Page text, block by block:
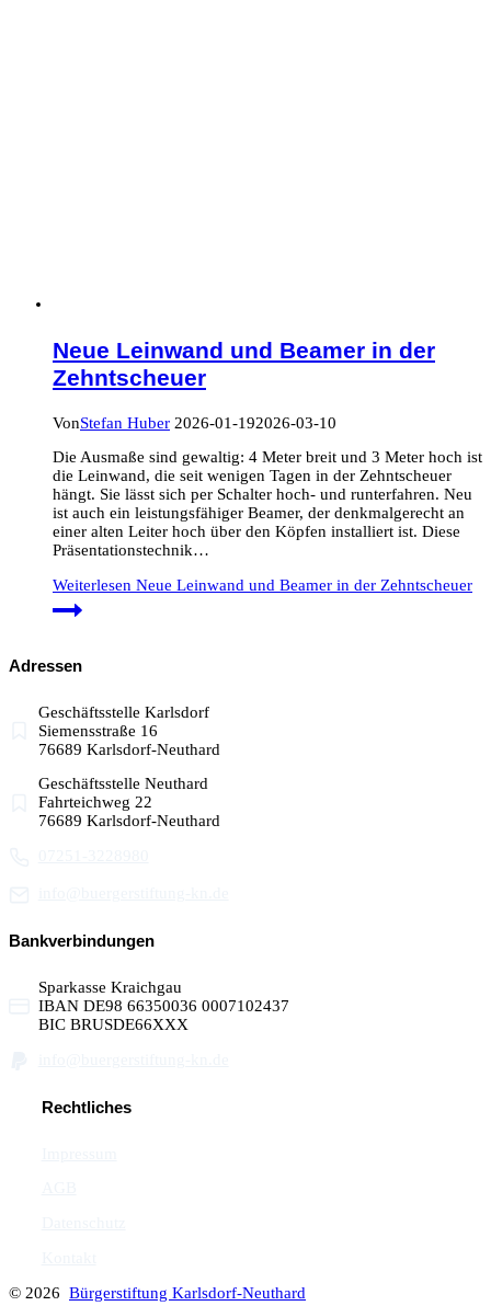
Neue Leinwand und Beamer in der
Zehntscheuer
VonStefan Huber 2026-01-192026-03-10
Die Ausmaße sind gewaltig: 4 Meter breit und 3 Meter hoch ist
die Leinwand, die seit wenigen Tagen in der Zehntscheuer
hängt. Sie lässt sich per Schalter hoch- und runterfahren. Neu
ist auch ein leistungsfähiger Beamer, der denkmalgerecht an
einer alten Leiter hoch über den Köpfen installiert ist. Diese
Präsentationstechnik…
Weiterlesen Neue Leinwand und Beamer in der Zehntscheuer
Adressen
Geschäftsstelle Karlsdorf
Siemensstraße 16
76689 Karlsdorf-Neuthard
Geschäftsstelle Neuthard
Fahrteichweg 22
76689 Karlsdorf-Neuthard
Bankverbindungen
Sparkasse Kraichgau
IBAN DE98 66350036 0007102437
BIC BRUSDE66XXX
Rechtliches
© 2026 Bürgerstiftung Karlsdorf-Neuthard